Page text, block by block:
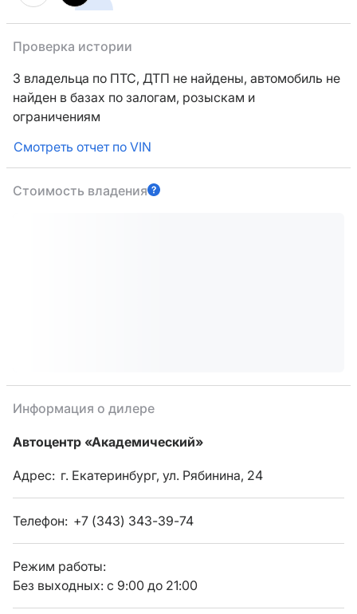
Проверка истории
3 владельца по ПТС, ДТП не найдены, автомобиль не
найден в базах по залогам, розыскам и
ограничениям
Смотреть отчет по VIN
Стоимость владения
Информация о дилере
Автоцентр «Академический»
Адрес: г. Екатеринбург, ул. Рябинина, 24
Телефон: +7 (343) 343-39-74
Режим работы:
Без выходных: с 9:00 до 21:00